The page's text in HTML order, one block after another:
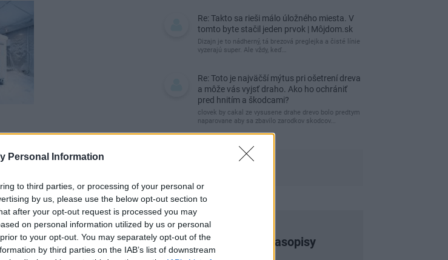
Personal Information
to third parties, or processing of your personal or
by us, please use the below opt-out section to
after your opt-out request is processed you may
on personal information utilized by us or personal
to your opt-out. You may separately opt-out of the
by third parties on the IAB’s list of downstream
energie
Re: Takto sa rieši málo úložného miesta. V
tomto byte stačil jeden prvok | Môjdom.sk
Dizajn je to nádherný, tá brezová preglejka a čisté línie
vyzerajú super. Ale vždy, keď…
Re: Toto je najväčší mýtus pri ošetrení dreva
a môže vás vyjsť draho. Ako ho ochrániť
pred hnitím a škodcami?
clovek by cakal ze vysusene drahe drevo bolo predtym
naparovane aby sa zbavilo zarodkov skodcov...
Najnovšie časopisy